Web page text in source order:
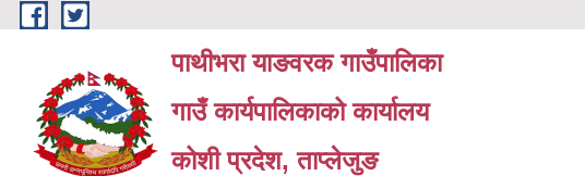
Skip to main content
पाथीभरा याङवरक गाउँपालिका
गाउँ कार्यपालिकाको कार्यालय
कोशी प्रदेश, ताप्लेजुङ